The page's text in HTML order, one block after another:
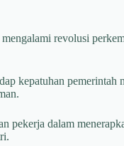
revolusi
kepatuhan pemerintah
pekerja dalam